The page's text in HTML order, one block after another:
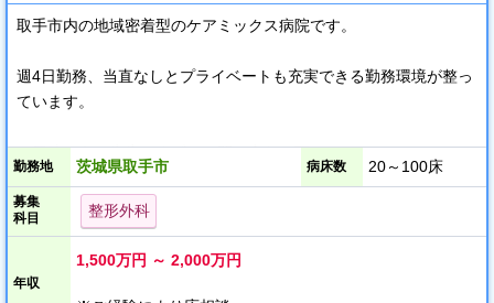
取手市内の地域密着型のケアミックス病院です。
週4日勤務、当直なしとプライベートも充実できる勤務環境が整っ
ています。
ご興味のある先生、まずはお問い合わせ下さい。
勤務地 茨城県取手市 病床数 20～100床
募集
科目
整形外科
年収
1,500万円 ～ 2,000万円